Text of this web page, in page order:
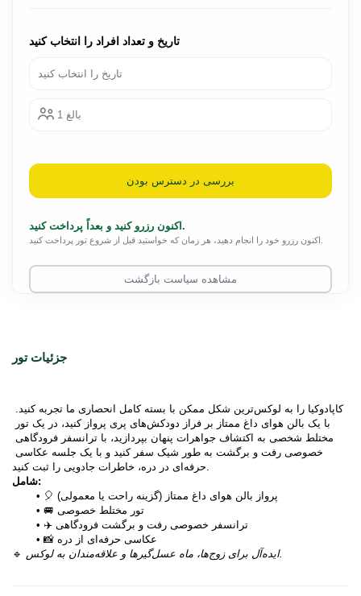
جزئیات تور
حرفه‌ای در دره، خاطرات جادویی را ثبت کنید.
شامل:
🎈 پرواز بالن هوای داغ ممتاز (گزینه راحت یا معمولی)
🚐 تور مختلط خصوصی
✈️ ترانسفر خصوصی رفت و برگشت فرودگاهی
📸 عکاسی حرفه‌ای از دره
🔹
ایده‌آل برای زوج‌ها، ماه عسل‌گیرها و علاقه‌مندان به لوکس.
تاریخ و تعداد افراد را انتخاب کنید
تاریخ را انتخاب کنید
1 بالغ
بررسی در دسترس بودن
اکنون رزرو کنید و بعداً پرداخت کنید.
مشاهده سیاست بازگشت